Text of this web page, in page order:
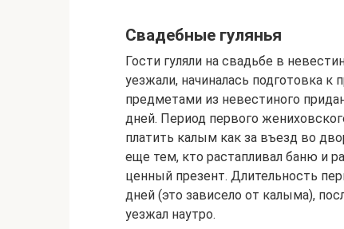
Свадебные гулянья
Гости гуляли на свадьбе в
уезжали, начиналась подготовка
предметами из невестиного
дней. Период первого
платить калым как за въезд во
еще тем, кто растапливал баню и
ценный презент. Длительность
дней (это зависело от калыма),
уезжал наутро.